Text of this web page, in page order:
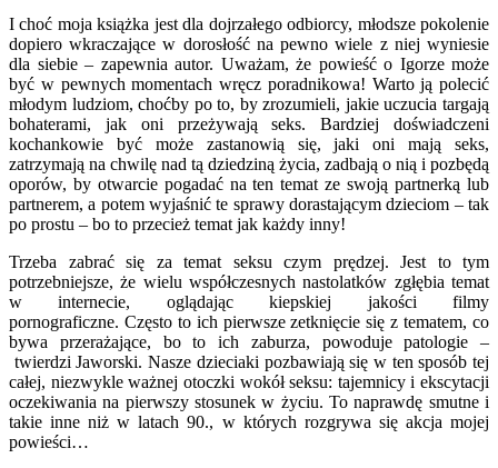
I choć moja książka jest dla dojrzałego odbiorcy, młodsze pokolenie
dopiero wkraczające w dorosłość na pewno wiele z niej wyniesie
dla siebie – zapewnia autor. Uważam, że powieść o Igorze może
być w pewnych momentach wręcz poradnikowa! Warto ją polecić
młodym ludziom, choćby po to, by zrozumieli, jakie uczucia targają
bohaterami, jak oni przeżywają seks. Bardziej doświadczeni
kochankowie być może zastanowią się, jaki oni mają seks,
zatrzymają na chwilę nad tą dziedziną życia, zadbają o nią i pozbędą
oporów, by otwarcie pogadać na ten temat ze swoją partnerką lub
partnerem, a potem wyjaśnić te sprawy dorastającym dzieciom – tak
po prostu – bo to przecież temat jak każdy inny!
Trzeba zabrać się za temat seksu czym prędzej. Jest to tym
potrzebniejsze, że wielu współczesnych nastolatków zgłębia temat
w internecie, oglądając kiepskiej jakości filmy
pornograficzne. Często to ich pierwsze zetknięcie się z tematem, co
bywa przerażające, bo to ich zaburza, powoduje patologie –
twierdzi Jaworski. Nasze dzieciaki pozbawiają się w ten sposób tej
całej, niezwykle ważnej otoczki wokół seksu: tajemnicy i ekscytacji
oczekiwania na pierwszy stosunek w życiu. To naprawdę smutne i
takie inne niż w latach 90., w których rozgrywa się akcja mojej
powieści…